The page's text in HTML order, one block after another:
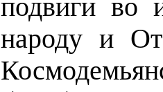
подвиги во
народу и